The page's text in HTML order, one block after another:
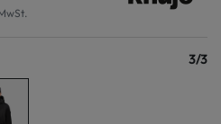
3/3